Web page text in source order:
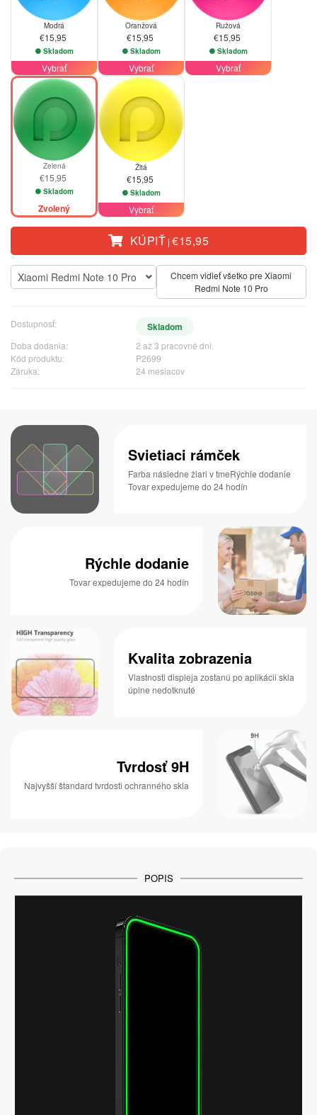
Modrá
€15,95
Skladom
Vybrať
Oranžová
€15,95
Skladom
Vybrať
Ružová
€15,95
Skladom
Vybrať
Zelená
€15,95
Skladom
Zvolený
Žltá
€15,95
Skladom
Vybrať
KÚPIŤ |€15,95
Xiaomi Redmi Note 10 Pro
Chcem vidieť všetko pre Xiaomi
Redmi Note 10 Pro
Dostupnosť: Skladom
Doba dodania:
2 až 3 pracovné dni.
Kód produktu:
P2699
Záruka:
24 mesiacov
Svietiaci rámček
Farba následne žiari v tmeRýchle dodanie
Tovar expedujeme do 24 hodín
Rýchle dodanie
Tovar expedujeme do 24 hodín
Kvalita zobrazenia
Vlastnosti displeja zostanú po aplikácii skla
úplne nedotknuté
Tvrdosť 9H
Najvyšší štandard tvrdosti ochranného skla
POPIS